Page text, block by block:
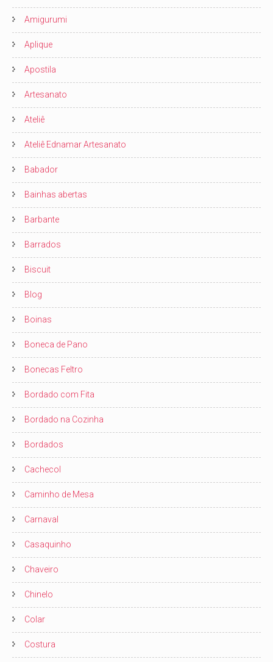
Amigurumi
Aplique
Apostila
Artesanato
Ateliê
Ateliê Ednamar Artesanato
Babador
Bainhas abertas
Barbante
Barrados
Biscuit
Blog
Boinas
Boneca de Pano
Bonecas Feltro
Bordado com Fita
Bordado na Cozinha
Bordados
Cachecol
Caminho de Mesa
Carnaval
Casaquinho
Chaveiro
Chinelo
Colar
Costura